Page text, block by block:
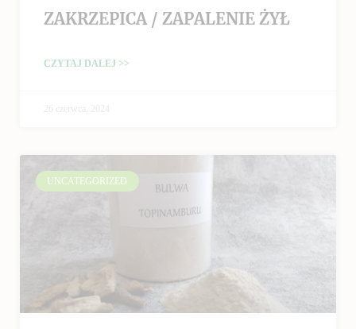
ZAKRZEPICA / ZAPALENIE ŻYŁ
CZYTAJ DALEJ >>
26 czerwca, 2024
UNCATEGORIZED